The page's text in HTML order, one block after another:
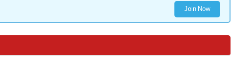
Join Now